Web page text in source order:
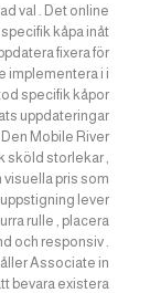
val . Det online
kåpa inåt
fixera för
implementera i i
specifik kåpor
uppdateringar
Mobile River
sköld storlekar ,
pris som
lever
rulle , placera
och responsiv .
Associate in
bevara existera